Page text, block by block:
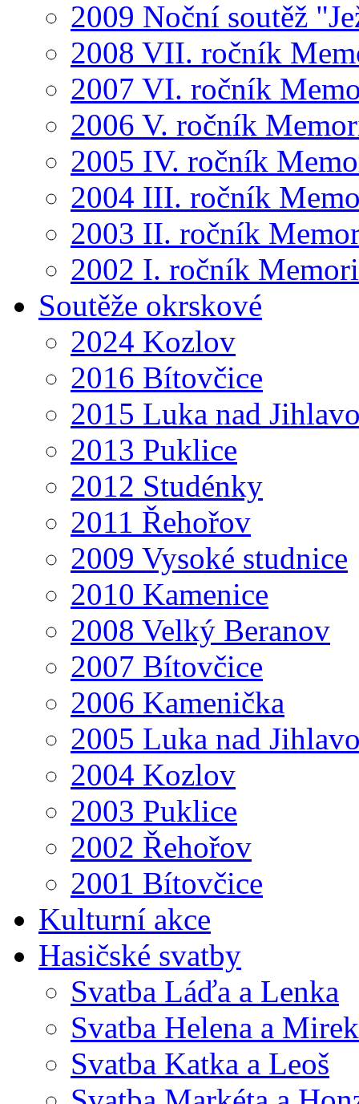
2009 Noční soutěž
2008 VII. ročník
2007 VI. ročník
2006 V. ročník
2005 IV. ročník
2004 III. ročník
2003 II. ročník
2002 I. ročník
Soutěže okrskové
2024 Kozlov
2016 Bítovčice
2015 Luka nad
2013 Puklice
2012 Studénky
2011 Řehořov
2009 Vysoké studnice
2010 Kamenice
2008 Velký Beranov
2007 Bítovčice
2006 Kamenička
2005 Luka nad
2004 Kozlov
2003 Puklice
2002 Řehořov
2001 Bítovčice
Kulturní akce
Hasičské svatby
Svatba Láďa a Lenka
Svatba Helena a Mirek
Svatba Katka a Leoš